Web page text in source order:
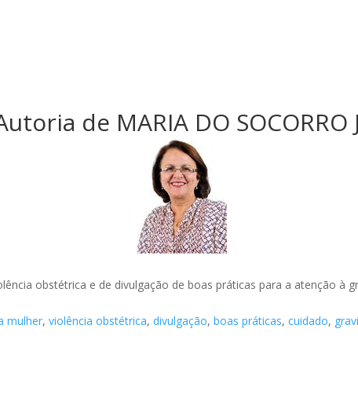
de MARIA DO SOCORRO
obstétrica e de divulgação de boas práticas para a atenção à
mulher,violência obstétrica,divulgação,boas práticas,cuidado,